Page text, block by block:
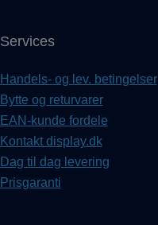
Services
Handels- og lev. betingelser
Bytte og returvarer
EAN-kunde fordele
Kontakt display.dk
Dag til dag levering
Prisgaranti